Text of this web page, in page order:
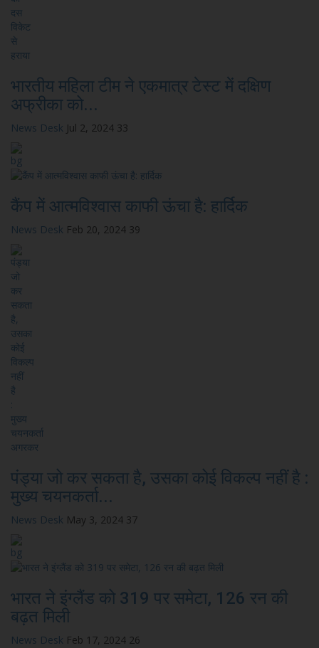
भारतीय महिला टीम ने एकमात्र टेस्ट में दक्षिण
अफ्रीका को...
News Desk Jul 2, 2024 33
कैंप में आत्मविश्वास काफी ऊंचा है: हार्दिक
News Desk Feb 20, 2024 39
पंड्या जो कर सकता है, उसका कोई विकल्प नहीं है :
मुख्य चयनकर्ता...
News Desk May 3, 2024 37
भारत ने इंग्लैंड को 319 पर समेटा, 126 रन की
बढ़त मिली
News Desk Feb 17, 2024 26